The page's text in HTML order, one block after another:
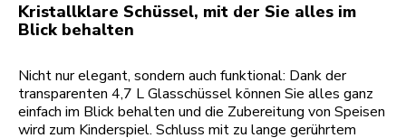
Kristallklare Schüssel, mit der Sie alles im
Blick behalten
Nicht nur elegant, sondern auch funktional: Dank der
transparenten 4,7 L Glasschüssel können Sie alles ganz
einfach im Blick behalten und die Zubereitung von Speisen
wird zum Kinderspiel. Schluss mit zu lange gerührtem